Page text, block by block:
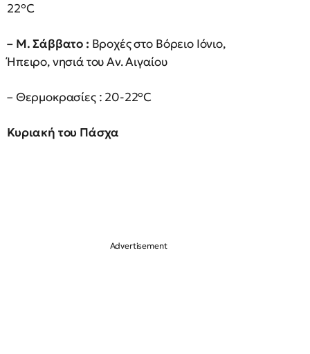
22°C
– Μ. Σάββατο : Βροχές στο Βόρειο Ιόνιο,
Ήπειρο, νησιά του Αν. Αιγαίου
– Θερμοκρασίες : 20-22°C
Κυριακή του Πάσχα